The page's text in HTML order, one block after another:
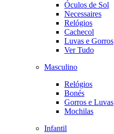
Óculos de Sol
Necessaires
Relógios
Cachecol
Luvas e Gorros
Ver Tudo
Masculino
Relógios
Bonés
Gorros e Luvas
Mochilas
Infantil